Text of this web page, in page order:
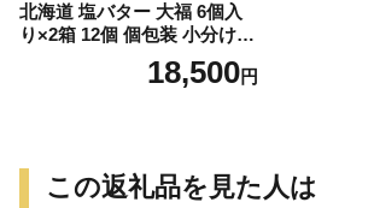
北海道 塩バター 大福 6個入
り×2箱 12個 個包装 小分け
塩バタちゃん こしあん 和菓
子 もち 餅 小麦不使用 ギフト
18,500円
この返礼品を見た人は